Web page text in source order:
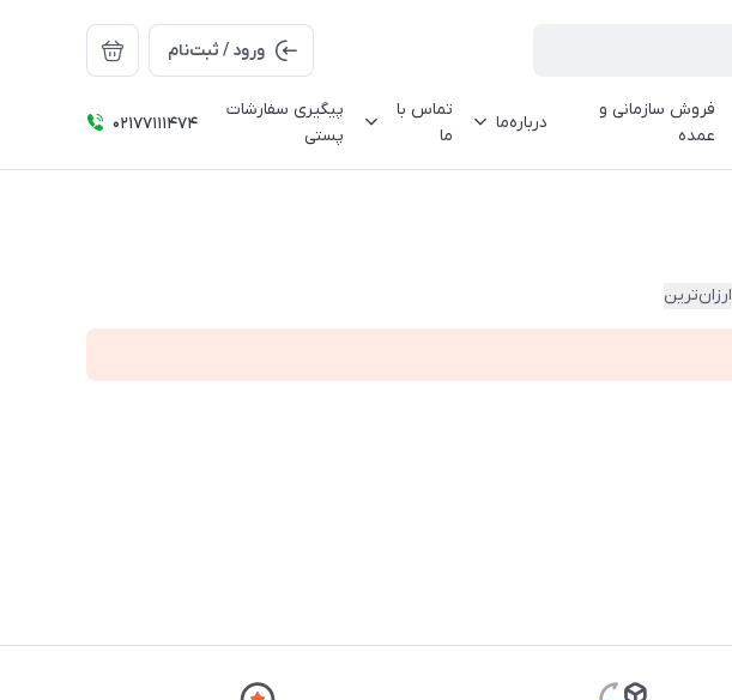
ورود / ثبت‌نام
فروش سازمانی و
عمده
درباره‌ما
تماس با
ما
پیگیری سفارشات
پستی
02177111474
ارزان‌ترین